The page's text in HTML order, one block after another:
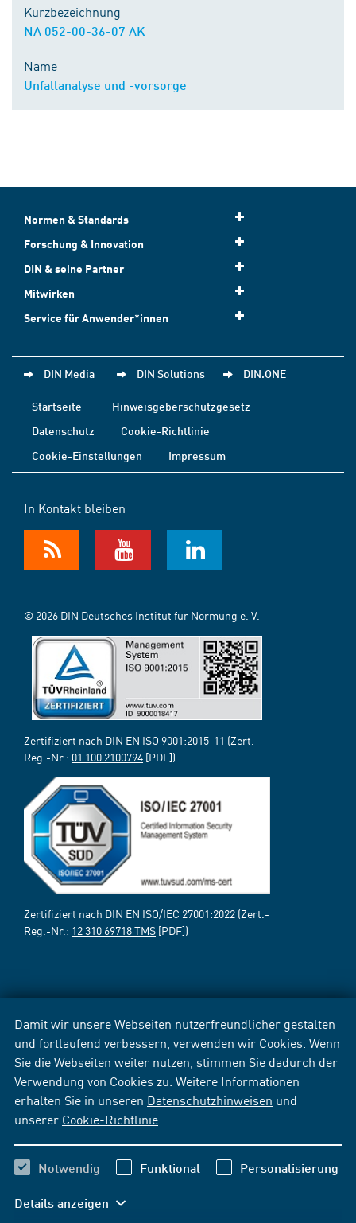
Damit wir unsere Webseiten nutzerfreundlicher gestalten
und fortlaufend verbessern, verwenden wir Cookies. Wenn
Sie die Webseiten weiter nutzen, stimmen Sie dadurch der
Verwendung von Cookies zu. Weitere Informationen
erhalten Sie in unseren Datenschutzhinweisen und
unserer Cookie-Richtlinie
Notwendig Funktional Personalisierung
Details anzeigen
Kurzbezeichnung
NA 052-00-36-07 AK
Name
Unfallanalyse und -vorsorge
Normen & Standards
Forschung & Innovation
DIN & seine Partner
Mitwirken
Service für Anwender*innen
DIN Media DIN Solutions DIN.ONE
Startseite
Hinweisgeberschutzgesetz
Datenschutz
Cookie-Richtlinie
Cookie-Einstellungen
Impressum
In Kontakt bleiben
© 2026 DIN Deutsches Institut für Normung e. V.
Zertifiziert nach DIN EN ISO 9001:2015-11 (Zert.-
Reg.-Nr.: 01 100 2100794 [PDF])
Zertifiziert nach DIN EN ISO/IEC 27001:2022 (Zert.-
Reg.-Nr.: 12 310 69718 TMS [PDF])